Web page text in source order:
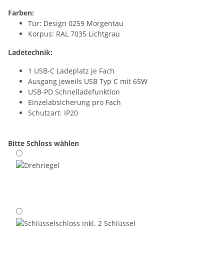
Farben:
Tür: Design 0259 Morgentau
Korpus: RAL 7035 Lichtgrau
Ladetechnik:
1 USB-C Ladeplatz je Fach
Ausgang jeweils USB Typ C mit 65W
USB-PD Schnelladefunktion
Einzelabsicherung pro Fach
Schutzart: IP20
Bitte Schloss wählen